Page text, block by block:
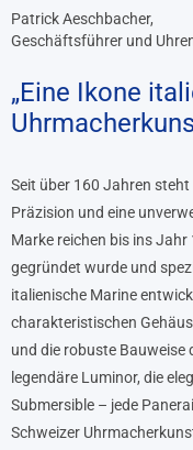
Patrick Aeschbacher,
Geschäftsführer und
„Eine Ikone
Seit über 160 Jahren
Präzision und eine
Marke reichen bis ins
gegründet wurde und
italienische Marine
charakteristischen
und die robuste Bauweise
legendäre Luminor, die
Submersible – jede
Schweizer